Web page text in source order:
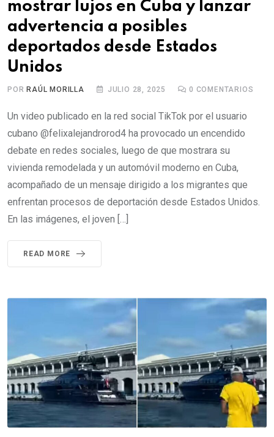
mostrar lujos en Cuba y lanzar
advertencia a posibles
deportados desde Estados
Unidos
POR RAÚL MORILLA JULIO 28, 2025 0 COMENTARIOS
Un video publicado en la red social TikTok por el usuario
cubano @felixalejandrorod4 ha provocado un encendido
debate en redes sociales, luego de que mostrara su
vivienda remodelada y un automóvil moderno en Cuba,
acompañado de un mensaje dirigido a los migrantes que
enfrentan procesos de deportación desde Estados Unidos.
En las imágenes, el joven […]
READ MORE